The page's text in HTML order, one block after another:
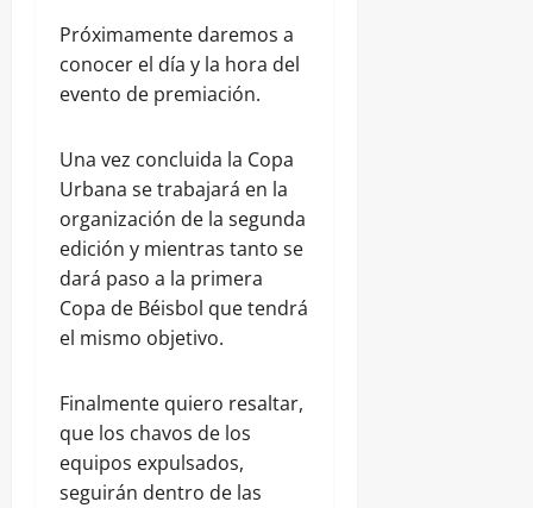
Próximamente daremos a
conocer el día y la hora del
evento de premiación.
Una vez concluida la Copa
Urbana se trabajará en la
organización de la segunda
edición y mientras tanto se
dará paso a la primera
Copa de Béisbol que tendrá
el mismo objetivo.
Finalmente quiero resaltar,
que los chavos de los
equipos expulsados,
seguirán dentro de las